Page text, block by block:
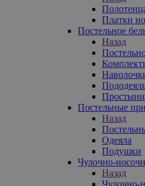
Платки
Постельное
Назад
Простыни
Постельные
Назад
Одеяла
Подушки
Чулочно-
Назад
Чулочно-